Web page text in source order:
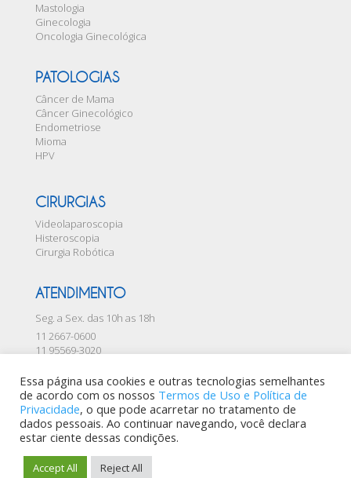
Mastologia
Ginecologia
Oncologia Ginecológica
PATOLOGIAS
Câncer de Mama
Câncer Ginecológico
Endometriose
Mioma
HPV
CIRURGIAS
Videolaparoscopia
Histeroscopia
Cirurgia Robótica
ATENDIMENTO
Seg. a Sex. das 10h as 18h
11 2667-0600
11 95569-3020
Essa página usa cookies e outras tecnologias semelhantes
de acordo com os nossos Termos de Uso e Política de
Privacidade, o que pode acarretar no tratamento de
dados pessoais. Ao continuar navegando, você declara
estar ciente dessas condições.
Accept All Reject All